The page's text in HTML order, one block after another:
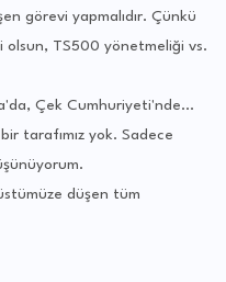
görevi yapmalıdır. Çünkü
olsun, TS500 yönetmeliği vs.
Çek Cumhuriyeti'nde...
tarafımız yok. Sadece
düşen tüm